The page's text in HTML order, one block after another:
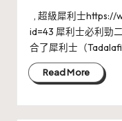
, 超級犀利士https://
id=43 犀利士必利勁
合了犀利士（
Read More